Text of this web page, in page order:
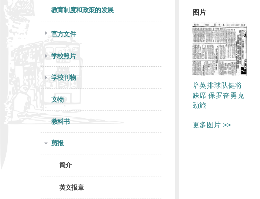
教育制度和政策的发展
官方文件
学校照片
学校刊物
文物
教科书
剪报
简介
英文报章
图片
培英排球队健将
缺席 保罗奋勇克
劲旅
更多图片 >>